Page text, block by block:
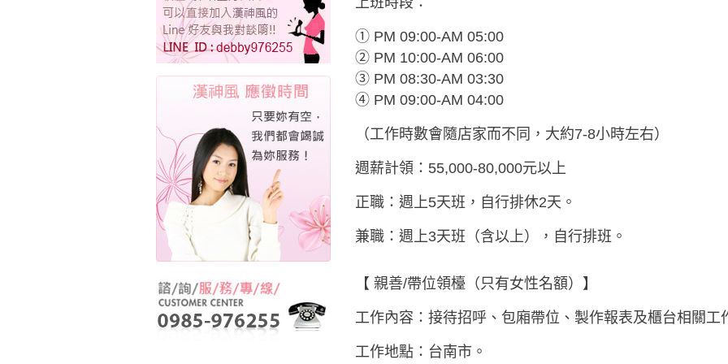
① PM 09:00-AM 05:00
② PM 10:00-AM 06:00
③ PM 08:30-AM 03:30
④ PM 09:00-AM 04:00
（工作時數會隨店家而不同，大約7-8小時左右）
週薪計領：55,000-80,000元以上
正職：週上5天班，自行排休2天。
兼職：週上3天班（含以上），自行排班。
【 親善/帶位領檯（只有女性名額）】
工作內容：接待招呼、包廂帶位、製作報表及櫃台相關工
工作地點：台南市。